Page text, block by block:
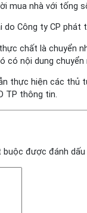
mua nhà với tống
Công ty CP
chất là chuyển
có nội dung
thực hiện các
TP thông tin.
buộc được đánh dấu